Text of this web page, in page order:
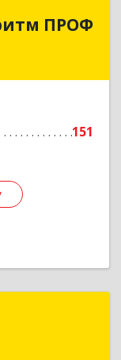
ПРОФ
151
ПРОФ
р-н, Арти
г,